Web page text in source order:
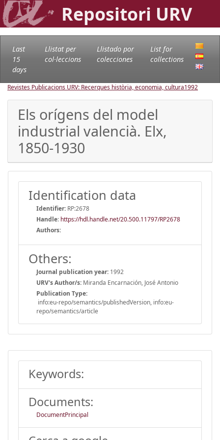
Repositori URV
Last
15
days
Llistat per
col·leccions
Llistado por
colecciones
List for
collections
Revistes Publicacions URV: Recerques història, economia, cultura1992
Els orígens del model
industrial valencià. Elx,
1850-1930
Identification data
Identifier: RP:2678
Handle: https://hdl.handle.net/20.500.11797/RP2678
Authors:
Others:
Journal publication year: 1992
URV's Author/s: Miranda Encarnación, José Antonio
Publication Type:
info:eu-repo/semantics/publishedVersion, info:eu-
repo/semantics/article
Keywords:
Documents:
DocumentPrincipal